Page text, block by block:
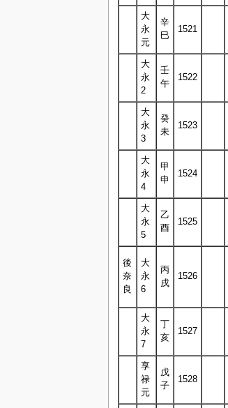
大
永
元
辛
巳
1521
大
永
2
壬
午
1522
大
永
3
癸
未
1523
大
永
4
甲
申
1524
大
永
5
乙
酉
1525
後
奈
良
大
永
6
丙
戌
1526
大
永
7
丁
亥
1527
享
禄
元
戊
子
1528